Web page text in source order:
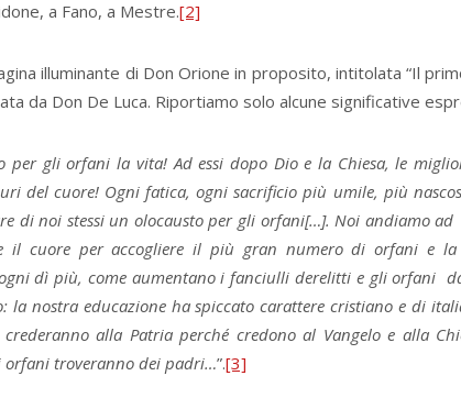
a Fano, a Mestre.[2]
illuminante di Don Orione in proposito, intitolata “Il
da Don De Luca. Riportiamo solo alcune significative
per gli orfani la vita! Ad essi dopo Dio e la Chiesa, le
del cuore! Ogni fatica, ogni sacrificio più umile, più
di noi stessi un olocausto per gli orfani[…]. Noi andiamo ad
il cuore per accogliere il più gran numero di orfani e la
dì più, come aumentano i fanciulli derelitti e gli orfani
la nostra educazione ha spiccato carattere cristiano e di
alla Patria perché credono al Vangelo e alla
orfani troveranno dei padri…”.[3]